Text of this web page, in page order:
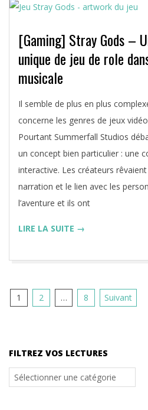
[Gaming] Stray Gods –
unique de jeu de role
musicale
2023-
08-
09
Il semble de plus en plus
concerne les genres de jeux
Pourtant Summerfall Studios
un concept bien particulier : une
interactive. Les créateurs rêvaient
narration et le lien avec les
l’aventure et ils ont
LIRE LA SUITE →
Pagination
1 2 … 8 Suivant
FILTREZ VOS LECTURES
Filtrez
vos